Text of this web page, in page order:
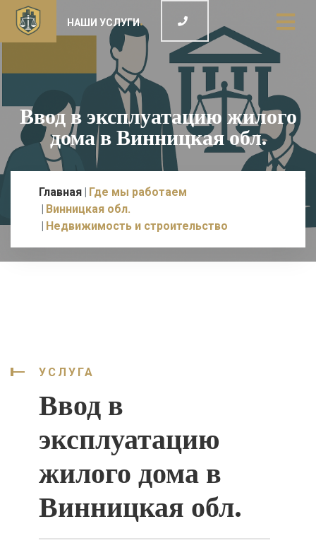
НАШИ УСЛУГИ
Ввод в эксплуатацию жилого
дома в Винницкая обл.
Главная Где мы работаем
Винницкая обл.
Недвижимость и строительство
УСЛУГА
Ввод в
эксплуатацию
жилого дома в
Винницкая обл.